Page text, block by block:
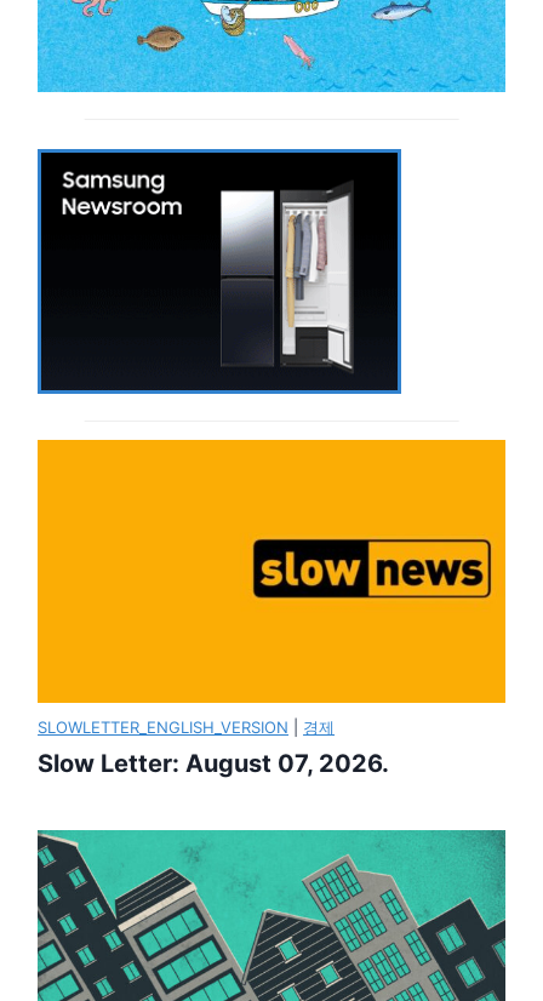
SLOWLETTER_ENGLISH_VERSION 경제
Slow Letter: August 07, 2026.